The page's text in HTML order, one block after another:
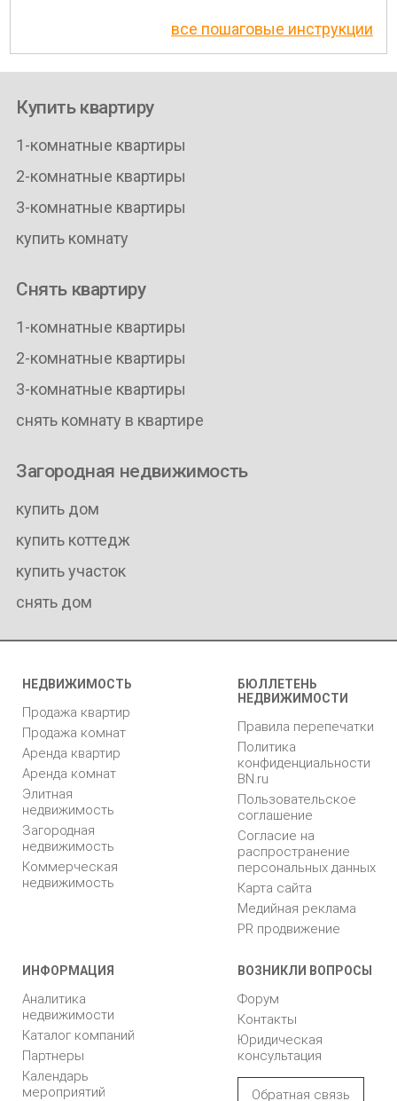
все пошаговые инструкции
Купить квартиру
1-комнатные квартиры
2-комнатные квартиры
3-комнатные квартиры
купить комнату
Снять квартиру
1-комнатные квартиры
2-комнатные квартиры
3-комнатные квартиры
снять комнату в квартире
Загородная недвижимость
купить дом
купить коттедж
купить участок
снять дом
НЕДВИЖИМОСТЬ
Продажа квартир
Продажа комнат
Аренда квартир
Аренда комнат
Элитная
недвижимость
Загородная
недвижимость
Коммерческая
недвижимость
БЮЛЛЕТЕНЬ
НЕДВИЖИМОСТИ
Правила перепечатки
Политика
конфиденциальности
BN.ru
Пользовательское
соглашение
Согласие на
распространение
персональных данных
Карта сайта
Медийная реклама
PR продвижение
ИНФОРМАЦИЯ
Аналитика
недвижимости
Каталог компаний
Партнеры
Календарь
мероприятий
ВОЗНИКЛИ ВОПРОСЫ
Форум
Контакты
Юридическая
консультация
Обратная связь